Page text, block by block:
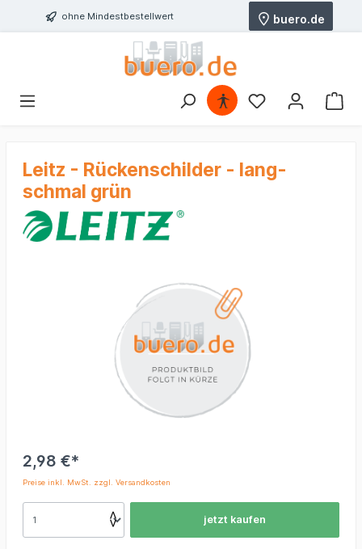
ohne Mindestbestellwert buero.de
Leitz - Rückenschilder - lang-
schmal grün
2,98 €*
Preise inkl. MwSt. zzgl. Versandkosten
jetzt kaufen